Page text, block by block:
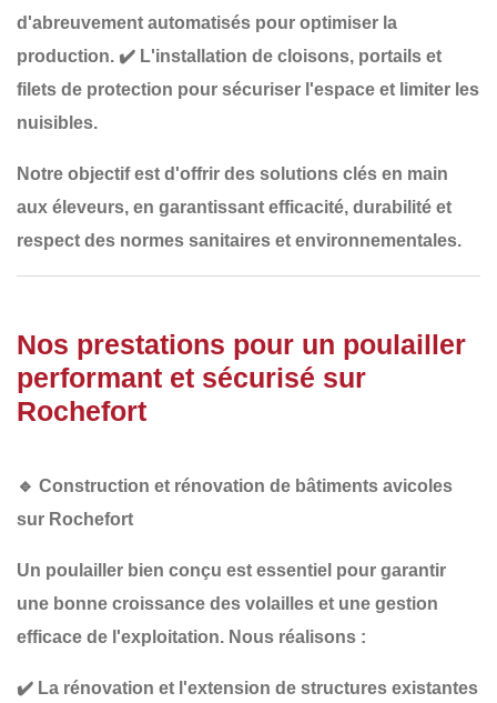
d'abreuvement automatisés pour optimiser la
production. ✔️ L'installation de cloisons, portails et
filets de protection pour sécuriser l'espace et limiter les
nuisibles.
Notre objectif est d'offrir des solutions clés en main
aux éleveurs, en garantissant efficacité, durabilité et
respect des normes sanitaires et environnementales.
Nos prestations pour un poulailler
performant et sécurisé sur
Rochefort
🔹 Construction et rénovation de bâtiments avicoles
sur Rochefort
Un poulailler bien conçu est essentiel pour garantir
une bonne croissance des volailles et une gestion
efficace de l'exploitation. Nous réalisons :
✔️ La rénovation et l'extension de structures existantes